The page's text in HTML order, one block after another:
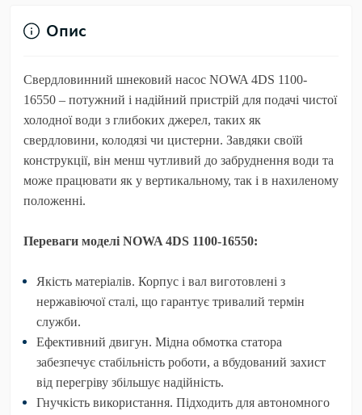
Опис
Свердловинний шнековий насос NOWA 4DS 1100-
16550 – потужний і надійний пристрій для подачі чистої
холодної води з глибоких джерел, таких як
свердловини, колодязі чи цистерни. Завдяки своїй
конструкції, він менш чутливий до забруднення води та
може працювати як у вертикальному, так і в нахиленому
положенні.
Переваги моделі NOWA 4DS 1100-16550:
Якість матеріалів. Корпус і вал виготовлені з
нержавіючої сталі, що гарантує тривалий термін
служби.
Ефективний двигун. Мідна обмотка статора
забезпечує стабільність роботи, а вбудований захист
від перегріву збільшує надійність.
Гнучкість використання. Підходить для автономного